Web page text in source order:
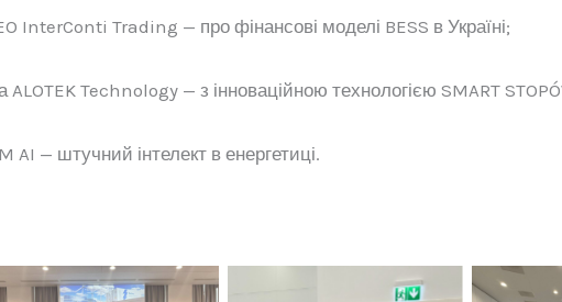
InterConti Trading — про фінансові моделі BESS в Україні;
Technology — з інноваційною технологією SMART
AI — штучний інтелект в енергетиці.